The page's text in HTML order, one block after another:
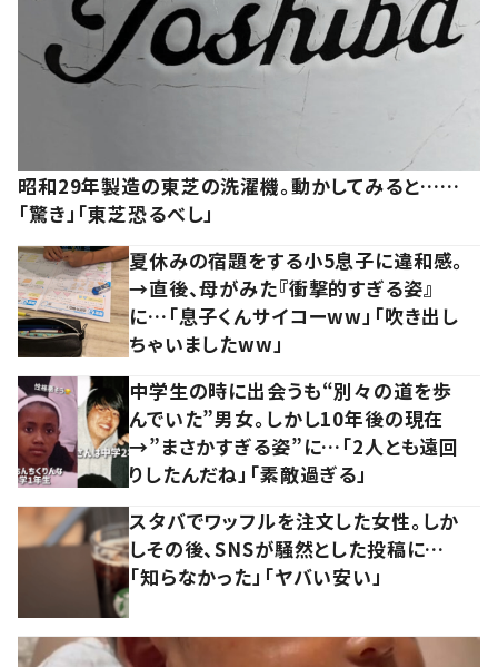
昭和29年製造の東芝の洗濯機。動かしてみると……
「驚き」「東芝恐るべし」
夏休みの宿題をする小5息子に違和感。
→直後、母がみた『衝撃的すぎる姿』
に…「息子くんサイコーww」「吹き出し
ちゃいましたww」
中学生の時に出会うも“別々の道を歩
んでいた”男女。しかし10年後の現在
→”まさかすぎる姿”に…「2人とも遠回
りしたんだね」「素敵過ぎる」
スタバでワッフルを注文した女性。しか
しその後、SNSが騒然とした投稿に…
「知らなかった」「ヤバい安い」